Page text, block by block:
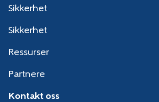
Sikkerhet
Sikkerhet
Ressurser
Partnere
Kontakt oss